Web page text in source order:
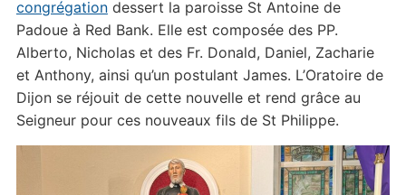
congrégationdessert la paroisse St Antoine de
Padoue à Red Bank. Elle est composée des PP.
Alberto, Nicholas et des Fr. Donald, Daniel, Zacharie
et Anthony, ainsi qu’un postulant James. L’Oratoire de
Dijon se réjouit de cette nouvelle et rend grâce au
Seigneur pour ces nouveaux fils de St Philippe.